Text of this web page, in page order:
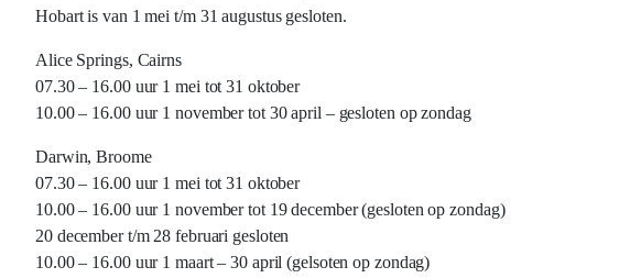
Hobart is van 1 mei t/m 31 augustus gesloten.
Alice Springs, Cairns
07.30 – 16.00 uur 1 mei tot 31 oktober
10.00 – 16.00 uur 1 november tot 30 april – gesloten op zondag
Darwin, Broome
07.30 – 16.00 uur 1 mei tot 31 oktober
10.00 – 16.00 uur 1 november tot 19 december (gesloten op zondag)
20 december t/m 28 februari gesloten
10.00 – 16.00 uur 1 maart – 30 april (gelsoten op zondag)